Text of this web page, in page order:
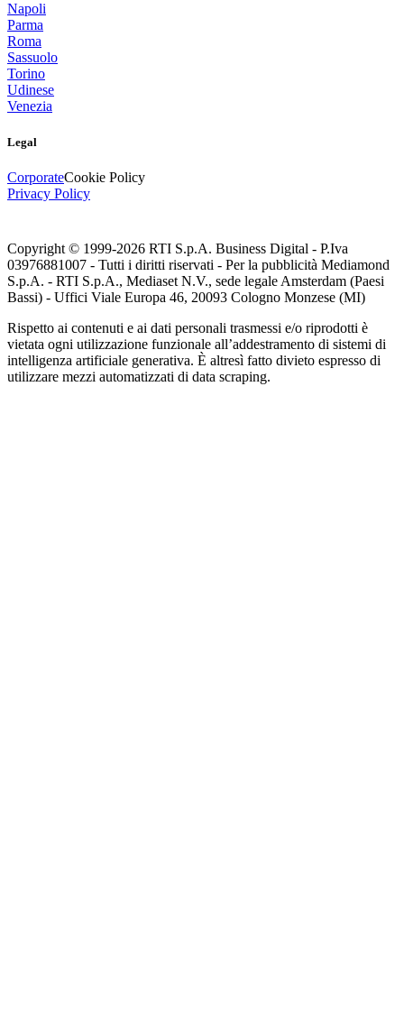
Napoli
Parma
Roma
Sassuolo
Torino
Udinese
Venezia
Legal
CorporateCookie Policy
Privacy Policy
Copyright © 1999-2026 RTI S.p.A. Business Digital - P.Iva
03976881007 - Tutti i diritti riservati - Per la pubblicità Mediamond
S.p.A. - RTI S.p.A., Mediaset N.V., sede legale Amsterdam (Paesi
Bassi) - Uffici Viale Europa 46, 20093 Cologno Monzese (MI)
Rispetto ai contenuti e ai dati personali trasmessi e/o riprodotti è
vietata ogni utilizzazione funzionale all’addestramento di sistemi di
intelligenza artificiale generativa. È altresì fatto divieto espresso di
utilizzare mezzi automatizzati di data scraping.